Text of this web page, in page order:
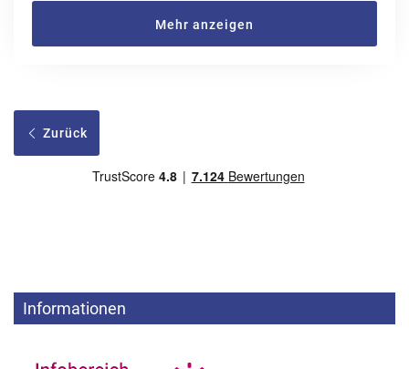
Mehr anzeigen
Zurück
Informationen